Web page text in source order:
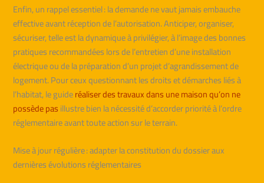
Enfin, un rappel essentiel : la demande ne vaut jamais embauche
effective avant réception de l’autorisation. Anticiper, organiser,
sécuriser, telle est la dynamique à privilégier, à l’image des bonnes
pratiques recommandées lors de l’entretien d’une installation
électrique ou de la préparation d’un projet d’agrandissement de
logement. Pour ceux questionnant les droits et démarches liés à
l’habitat, le guideréaliser des travaux dans une maison qu’on ne
possède pasillustre bien la nécessité d’accorder priorité à l’ordre
réglementaire avant toute action sur le terrain.
Mise à jour régulière : adapter la constitution du dossier aux
dernières évolutions réglementaires